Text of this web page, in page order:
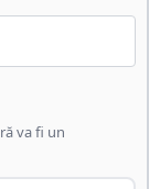
va fi un